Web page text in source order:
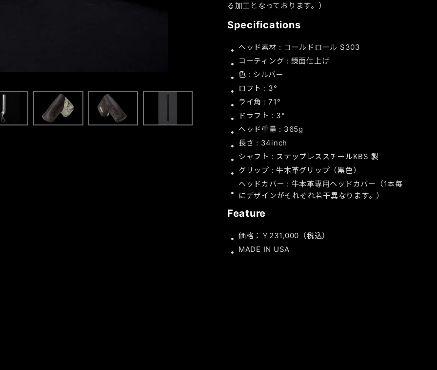
る加工となっております。）
Specifications
ヘッド素材 : コールドロール S303
コーティング : 鏡面仕上げ
色 : シルバー
ロフト : 3°
ライ角 : 71°
ドラフト : 3°
ヘッド重量 : 365g
長さ : 34inch
シャフト : ステップレススチールKBS 製
グリップ : 牛本革グリップ（黒色）
ヘッドカバー : 牛本革専用ヘッドカバー（1本毎
にデザインがそれぞれ若干異なります。）
Feature
価格：￥231,000（税込）
MADE IN USA